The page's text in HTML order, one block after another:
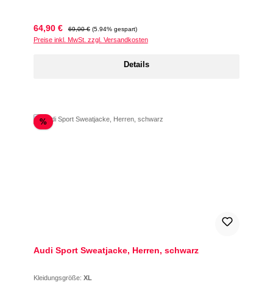
Verkaufspreis:
64,90 € Regulärer Preis:
69,00 € (5.94% gespart)
Preise inkl. MwSt. zzgl. Versandkosten
Details
%Rabatt
Audi Sport Sweatjacke, Herren, schwarz
Kleidungsgröße: XL